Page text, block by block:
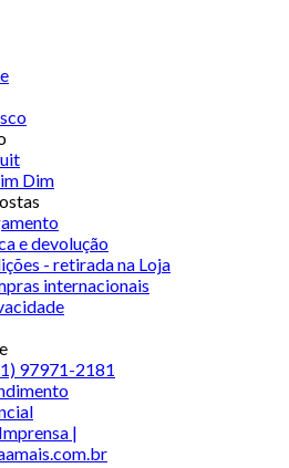
Dim
e devolução
- retirada na Loja
internacionais
97971-2181
|